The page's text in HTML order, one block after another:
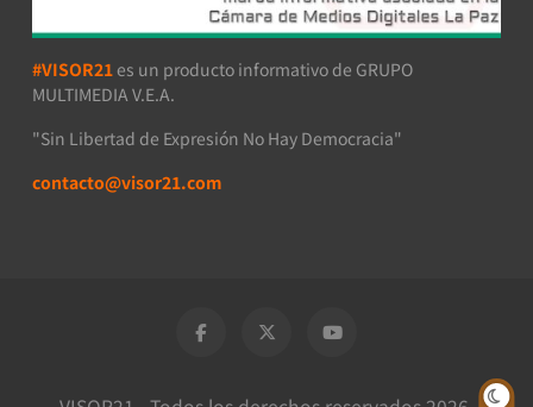
#VISOR21 es un producto informativo de GRUPO
MULTIMEDIA V.E.A.
"Sin Libertad de Expresión No Hay Democracia"
contacto@visor21.com